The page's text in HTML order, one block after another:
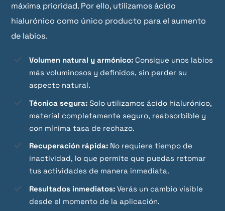
máxima prioridad. Por ello, utilizamos ácido
hialurónico como único producto para el aumento
de labios.
Volumen natural y armónico: Consigue unos labios
más voluminosos y definidos, sin perder su
aspecto natural.
Técnica segura:Solo utilizamos ácido hialurónico,
material completamente seguro, reabsorbible y
con mínima tasa de rechazo.
Recuperación rápida: No requiere tiempo de
inactividad, lo que permite que puedas retomar
tus actividades de manera inmediata.
Resultados inmediatos:Verás un cambio visible
desde el momento de la aplicación.